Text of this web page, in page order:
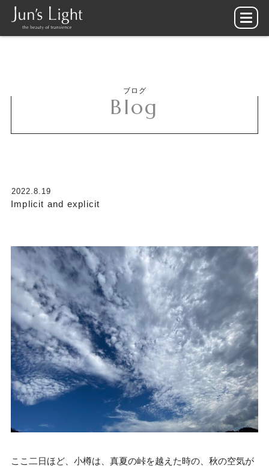
ブログ
Blog
2022.8.19
Implicit and explicit
ここ二日ほど、小樽は、真夏の峠を越えた時の、秋の空気が